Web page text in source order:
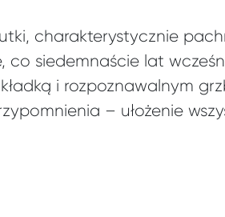
charakterystycznie
co siedemnaście lat
i rozpoznawalnym
– ułożenie